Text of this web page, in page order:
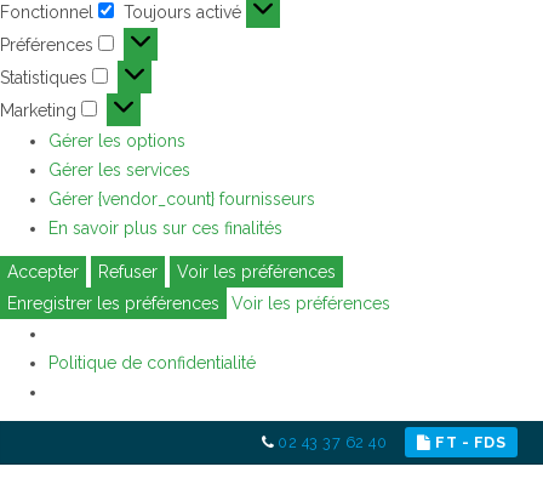
Fonctionnel
Fonctionnel
Toujours activé
Préférences
Préférences
Statistiques
Statistiques
Marketing
Marketing
Gérer les options
Gérer les services
Gérer {vendor_count} fournisseurs
En savoir plus sur ces finalités
Accepter Refuser
Voir les préférences
Enregistrer les préférences
Voir les préférences
Politique de confidentialité
02 43 37 62 40 FT - FDS